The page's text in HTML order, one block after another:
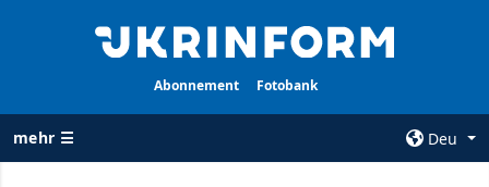
Abonnement Fotobank
mehr ☰
Deu